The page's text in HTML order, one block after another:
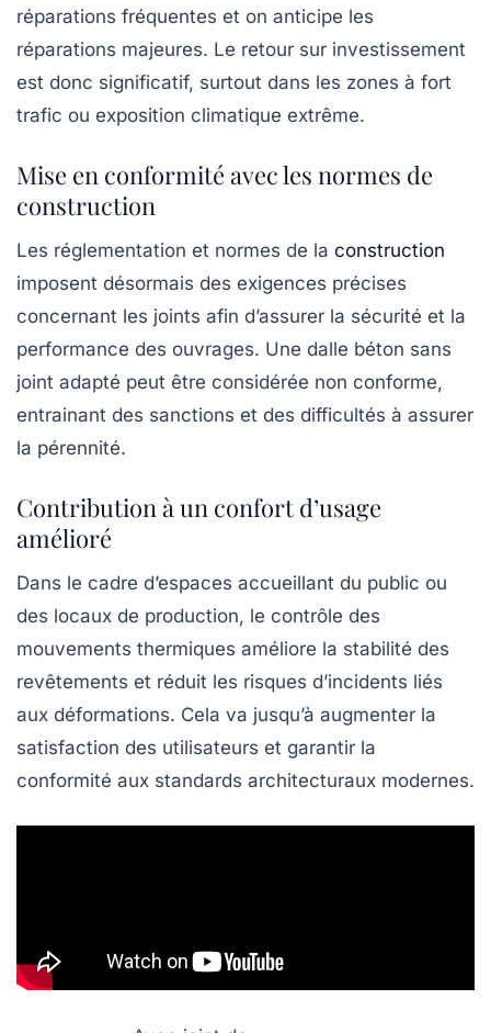
réparations fréquentes et on anticipe les
réparations majeures. Le retour sur investissement
est donc significatif, surtout dans les zones à fort
trafic ou exposition climatique extrême.
Mise en conformité avec les normes de
construction
Les réglementation et normes de la construction
imposent désormais des exigences précises
concernant les joints afin d’assurer la sécurité et la
performance des ouvrages. Une dalle béton sans
joint adapté peut être considérée non conforme,
entrainant des sanctions et des difficultés à assurer
la pérennité.
Contribution à un confort d’usage
amélioré
Dans le cadre d’espaces accueillant du public ou
des locaux de production, le contrôle des
mouvements thermiques améliore la stabilité des
revêtements et réduit les risques d’incidents liés
aux déformations. Cela va jusqu’à augmenter la
satisfaction des utilisateurs et garantir la
conformité aux standards architecturaux modernes.